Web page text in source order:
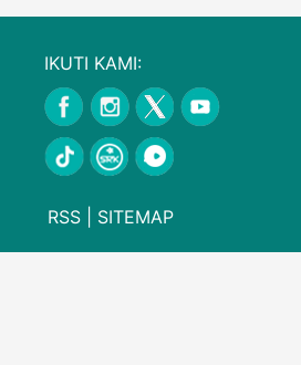
IKUTI KAMI:
RSS| SITEMAP